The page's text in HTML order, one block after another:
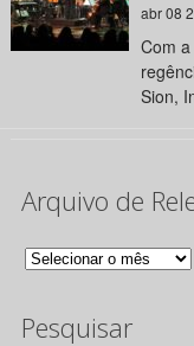
abr 08
Com
Sion,
Arquivo de
Arquivo
Releases
Pesquisar